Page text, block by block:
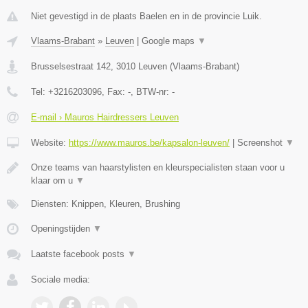
Niet gevestigd in de plaats Baelen en in de provincie Luik.
Vlaams-Brabant » Leuven Google maps ▼
Brusselsestraat 142 3010 Leuven (Vlaams-Brabant)
Tel: +3216203096 , Fax: - , BTW-nr: -
E-mail › Mauros Hairdressers Leuven
Website: https://www.mauros.be/kapsalon-leuven/ Screenshot ▼
Onze teams van haarstylisten en kleurspecialisten staan voor u
klaar om u ▼
Diensten: Knippen, Kleuren, Brushing
Openingstijden ▼
Laatste facebook posts ▼
Sociale media: